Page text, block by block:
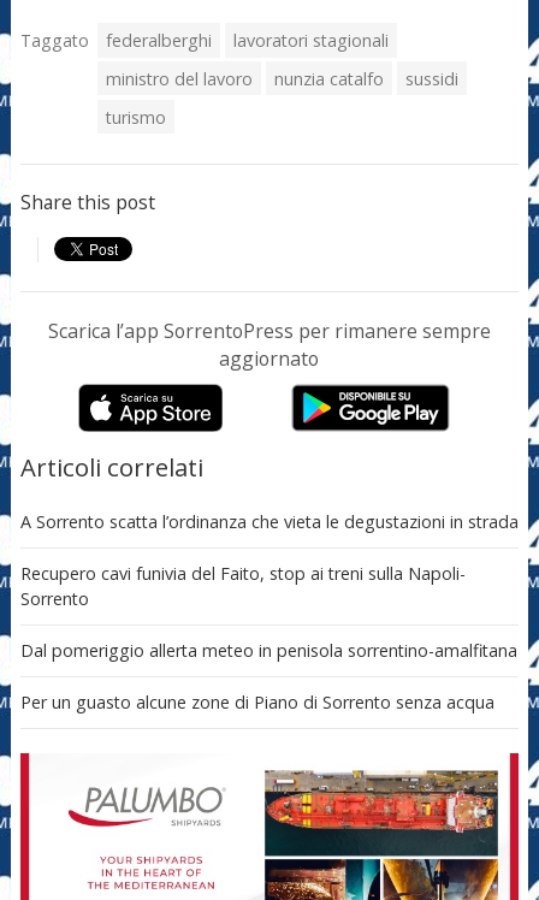
Taggato federalberghi
lavoratori stagionali
ministro del lavoro
nunzia catalfo
sussidi
turismo
Share this post
Scarica l’app SorrentoPress per rimanere sempre
aggiornato
Articoli correlati
A Sorrento scatta l’ordinanza che vieta le degustazioni in strada
Recupero cavi funivia del Faito, stop ai treni sulla Napoli-
Sorrento
Dal pomeriggio allerta meteo in penisola sorrentino-amalfitana
Per un guasto alcune zone di Piano di Sorrento senza acqua